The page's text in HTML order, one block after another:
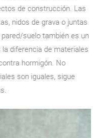
de construcción. Las
nidos de grava o juntas
suelo también es un
diferencia de materiales
hormigón. No
son iguales, sigue